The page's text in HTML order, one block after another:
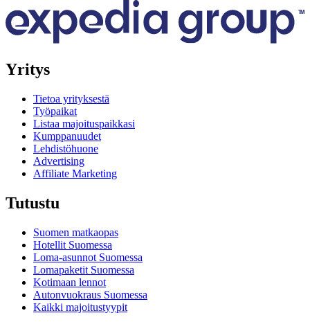
Yritys
Tietoa yrityksestä
Työpaikat
Listaa majoituspaikkasi
Kumppanuudet
Lehdistöhuone
Advertising
Affiliate Marketing
Tutustu
Suomen matkaopas
Hotellit Suomessa
Loma-asunnot Suomessa
Lomapaketit Suomessa
Kotimaan lennot
Autonvuokraus Suomessa
Kaikki majoitustyypit